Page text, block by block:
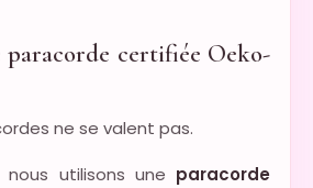
paracorde certifiée Oeko-
ne se valent pas.
nous utilisons une paracorde